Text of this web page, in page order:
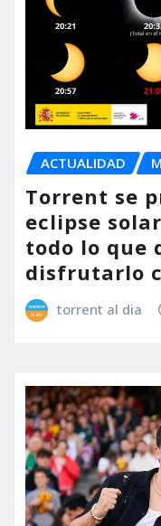
ACTUALIDAD
Torrent se
eclipse
todo lo que
disfrutarlo
torrent al dia